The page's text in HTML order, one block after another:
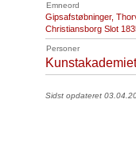
Emneord
Gipsafstøbninger,
Christiansborg Slot
Personer
Sidst opdateret